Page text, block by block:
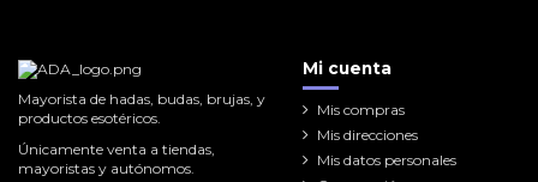
Mayorista de hadas, budas, brujas, y
productos esotéricos.
Únicamente venta a tiendas,
mayoristas y autónomos.
Mi cuenta
Mis compras
Mis direcciones
Mis datos personales